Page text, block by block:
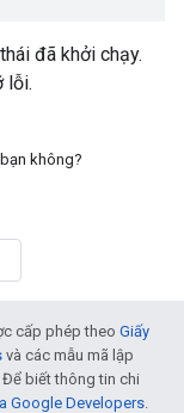
đã khởi chạy.
lỗi.
không?
cấp phép theo Giấy
và các mẫu mã lập
Để biết thông tin chi
Google Developers.